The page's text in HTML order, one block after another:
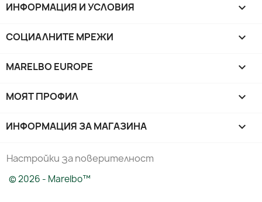
ИНФОРМАЦИЯ И УСЛОВИЯ 
СОЦИАЛНИТЕ МРЕЖИ 
MARELBO EUROPE 
МОЯТ ПРОФИЛ 
ИНФОРМАЦИЯ ЗА МАГАЗИНА keyboard_arrow_down
Настройки за поверителност
© 2026 - Marelbo™